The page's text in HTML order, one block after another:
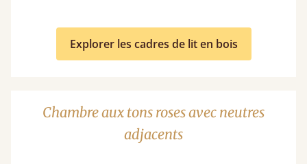
Explorer les cadres de lit en bois
Chambre aux tons roses avec neutres
adjacents